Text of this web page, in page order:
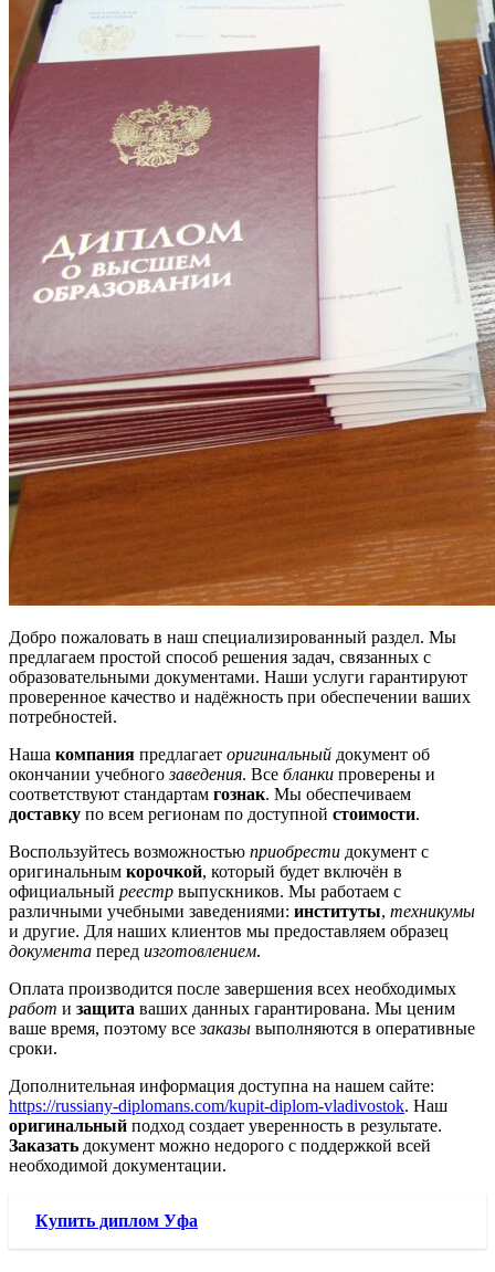
Добро пожаловать в наш специализированный раздел. Мы
предлагаем простой способ решения задач, связанных с
образовательными документами. Наши услуги гарантируют
проверенное качество и надёжность при обеспечении ваших
потребностей.
Наша компания предлагает оригинальный документ об
окончании учебногозаведения. Все бланки проверены и
соответствуют стандартам гознак. Мы обеспечиваем
доставку по всем регионам по доступной стоимости.
Воспользуйтесь возможностью приобрести документ с
оригинальным корочкой, который будет включён в
официальный реестр выпускников. Мы работаем с
различными учебными заведениями: институты, техникумы
и другие. Для наших клиентов мы предоставляем образец
документа перед изготовлением.
Оплата производится после завершения всех необходимых
работ и защита ваших данных гарантирована. Мы ценим
ваше время, поэтому всезаказы выполняются в оперативные
сроки.
Дополнительная информация доступна на нашем сайте:
https://russiany-diplomans.com/kupit-diplom-vladivostok. Наш
оригинальный подход создает уверенность в результате.
Заказать документ можно недорого с поддержкой всей
необходимой документации.
Купить диплом Уфа